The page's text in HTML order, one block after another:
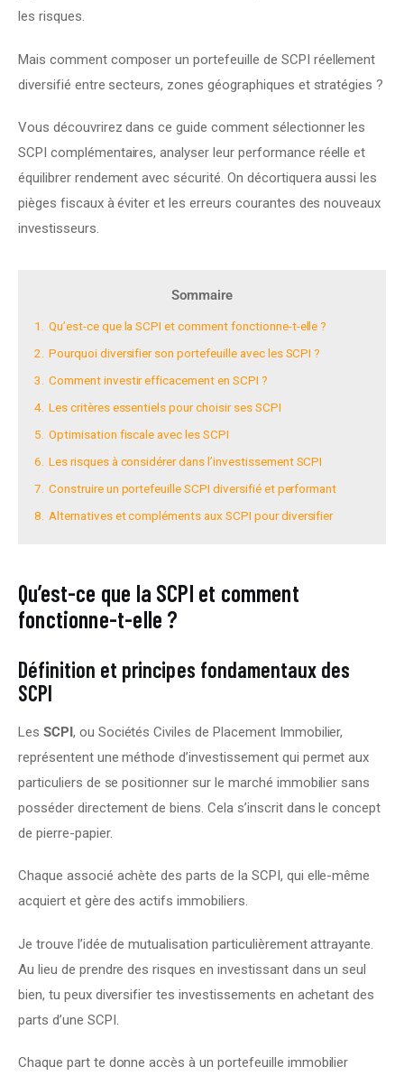
les risques.
Mais comment composer un portefeuille de SCPI réellement
diversifié entre secteurs, zones géographiques et stratégies ?
Vous découvrirez dans ce guide comment sélectionner les
SCPI complémentaires, analyser leur performance réelle et
équilibrer rendement avec sécurité. On décortiquera aussi les
pièges fiscaux à éviter et les erreurs courantes des nouveaux
investisseurs.
Sommaire
1.
Qu’est-ce que la SCPI et comment fonctionne-t-elle ?
2.
Pourquoi diversifier son portefeuille avec les SCPI ?
3.
Comment investir efficacement en SCPI ?
4. Les critères essentiels pour choisir ses SCPI
5. Optimisation fiscale avec les SCPI
6. Les risques à considérer dans l’investissement SCPI
7. Construire un portefeuille SCPI diversifié et performant
8.
Alternatives et compléments aux SCPI pour diversifier
Qu’est-ce que la SCPI et comment
fonctionne-t-elle ?
Définition et principes fondamentaux des
SCPI
Les SCPI, ou Sociétés Civiles de Placement Immobilier,
représentent une méthode d’investissement qui permet aux
particuliers de se positionner sur le marché immobilier sans
posséder directement de biens. Cela s’inscrit dans le concept
de pierre-papier.
Chaque associé achète des parts de la SCPI, qui elle-même
acquiert et gère des actifs immobiliers.
Je trouve l’idée de mutualisation particulièrement attrayante.
Au lieu de prendre des risques en investissant dans un seul
bien, tu peux diversifier tes investissements en achetant des
parts d’une SCPI.
Chaque part te donne accès à un portefeuille immobilier